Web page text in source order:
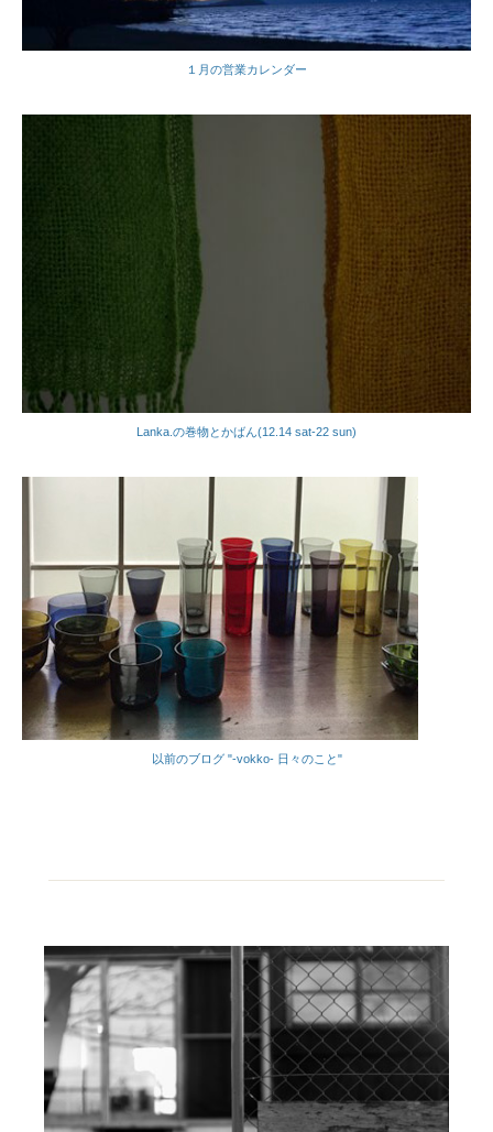
１月の営業カレンダー
Lanka.の巻物とかばん(12.14 sat-22 sun)
以前のブログ "-vokko- 日々のこと"